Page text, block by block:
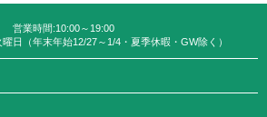
営業時間:10:00～19:00
日（年末年始12/27～1/4・夏季休暇・GW除く）